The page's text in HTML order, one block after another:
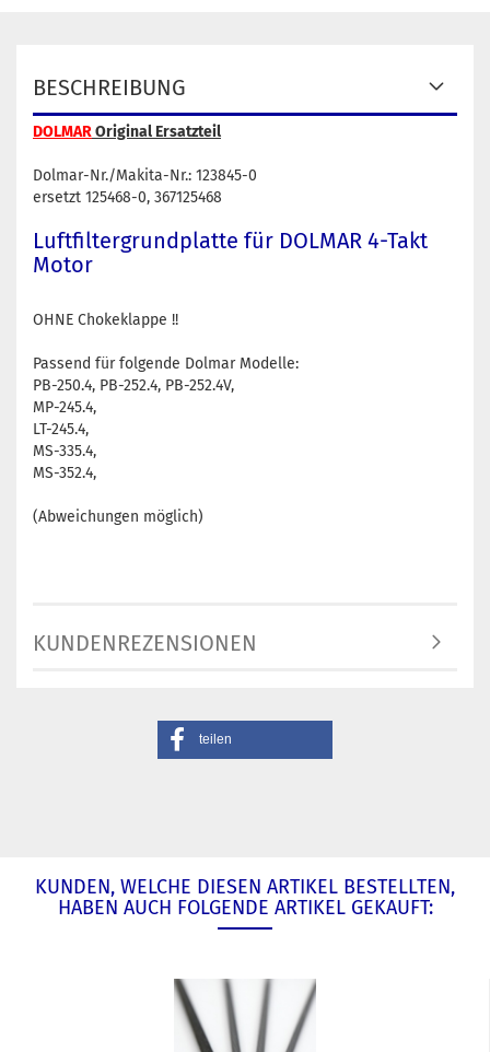
BESCHREIBUNG
DOLMAROriginal Ersatzteil
Dolmar-Nr./Makita-Nr.: 123845-0
ersetzt 125468-0, 367125468
Luftfiltergrundplatte für DOLMAR 4-Takt
Motor
OHNE Chokeklappe !!
Passend für folgende Dolmar Modelle:
PB-250.4, PB-252.4, PB-252.4V,
MP-245.4,
LT-245.4,
MS-335.4,
MS-352.4,
(Abweichungen möglich)
KUNDENREZENSIONEN
teilen
KUNDEN, WELCHE DIESEN ARTIKEL BESTELLTEN,
HABEN AUCH FOLGENDE ARTIKEL GEKAUFT: